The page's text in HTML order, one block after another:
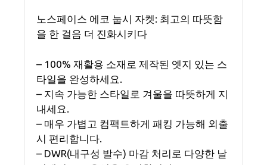
노스페이스 에코 눕시 자켓: 최고의 따뜻함
을 한 걸음 더 진화시키다
– 100% 재활용 소재로 제작된 엣지 있는 스
타일을 완성하세요.
– 지속 가능한 스타일로 겨울을 따뜻하게 지
내세요.
– 매우 가볍고 컴팩트하게 패킹 가능해 외출
시 편리합니다.
– DWR(내구성 발수) 마감 처리로 다양한 날